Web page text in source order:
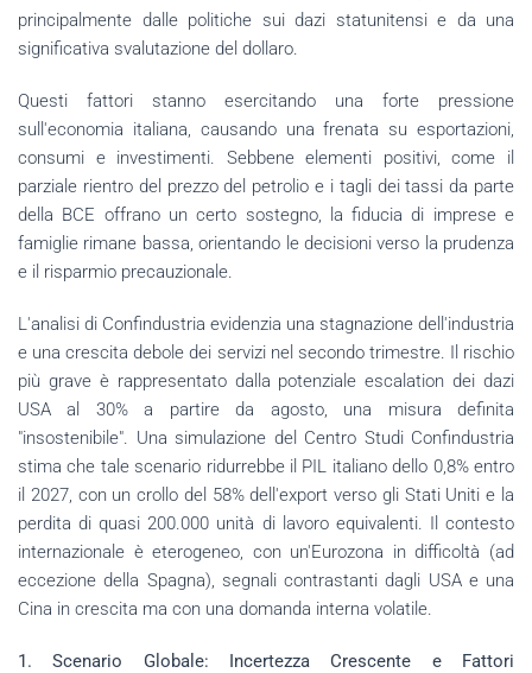
principalmente dalle politiche sui dazi statunitensi e da una
significativa svalutazione del dollaro.
Questi fattori stanno esercitando una forte pressione
sull'economia italiana, causando una frenata su esportazioni,
consumi e investimenti. Sebbene elementi positivi, come il
parziale rientro del prezzo del petrolio e i tagli dei tassi da parte
della BCE offrano un certo sostegno, la fiducia di imprese e
famiglie rimane bassa, orientando le decisioni verso la prudenza
e il risparmio precauzionale.
L'analisi di Confindustria evidenzia una stagnazione dell'industria
e una crescita debole dei servizi nel secondo trimestre. Il rischio
più grave è rappresentato dalla potenziale escalation dei dazi
USA al 30% a partire da agosto, una misura definita
"insostenibile". Una simulazione del Centro Studi Confindustria
stima che tale scenario ridurrebbe il PIL italiano dello 0,8% entro
il 2027, con un crollo del 58% dell'export verso gli Stati Uniti e la
perdita di quasi 200.000 unità di lavoro equivalenti. Il contesto
internazionale è eterogeneo, con un'Eurozona in difficoltà (ad
eccezione della Spagna), segnali contrastanti dagli USA e una
Cina in crescita ma con una domanda interna volatile.
1. Scenario Globale: Incertezza Crescente e Fattori